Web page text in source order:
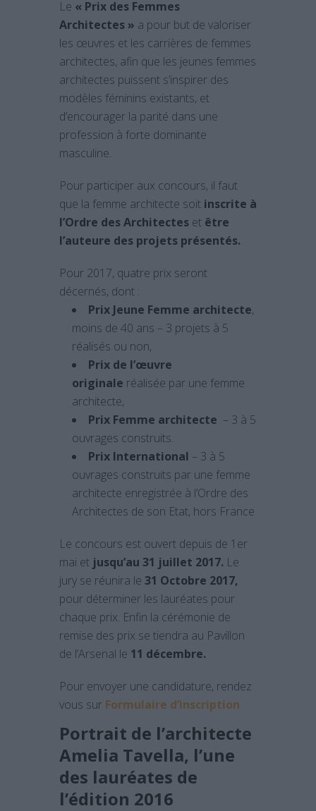
Le « Prix des Femmes
Architectes » a pour but de valoriser
les œuvres et les carrières de femmes
architectes, afin que les jeunes femmes
architectes puissent s’inspirer des
modèles féminins existants, et
d’encourager la parité dans une
profession à forte dominante
masculine.
Pour participer aux concours, il faut
que la femme architecte soit inscrite à
l’Ordre des Architectes et être
l’auteure des projets présentés.
Pour 2017, quatre prix seront
décernés, dont :
Prix Jeune Femme architecte,
moins de 40 ans – 3 projets à 5
réalisés ou non,
Prix de l’œuvre
originale réalisée par une femme
architecte,
Prix Femme architecte – 3 à 5
ouvrages construits.
Prix International – 3 à 5
ouvrages construits par une femme
architecte enregistrée à l’Ordre des
Architectes de son Etat, hors France
Le concours est ouvert depuis de 1er
mai et jusqu’au 31 juillet 2017. Le
jury se réunira le 31 Octobre 2017,
pour déterminer les lauréates pour
chaque prix. Enfin la cérémonie de
remise des prix se tiendra au Pavillon
de l’Arsenal le 11 décembre.
Pour envoyer une candidature, rendez
vous sur Formulaire d’inscription
Portrait de l’architecte
Amelia Tavella, l’une
des lauréates de
l’édition 2016